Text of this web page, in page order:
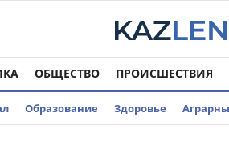
ОБЩЕСТВО ПРОИСШЕСТВИЯ
Образование Здоровье